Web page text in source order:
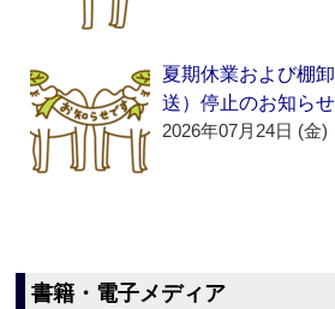
夏期休業および棚
送）停止のお知らせ
2026年07月24日 (金)
書籍・電子メディア